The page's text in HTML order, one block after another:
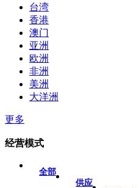
台湾
香港
澳门
亚洲
欧洲
非洲
美洲
大洋洲
更多
经营模式
全部
供应